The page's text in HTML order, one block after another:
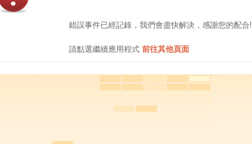
錯誤事件已經記錄，我們會盡快解決，感謝您的配合!
請點選繼續應用程式 前往其他頁面